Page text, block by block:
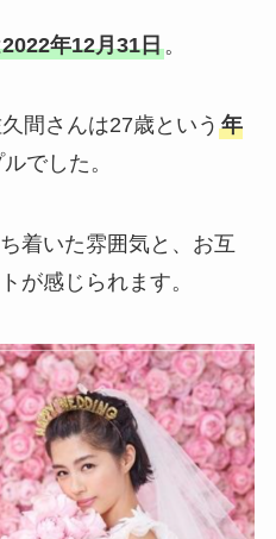
2022年12月31日。
間さんは27歳という 年
でした。
着いた雰囲気と、お互
が感じられます。